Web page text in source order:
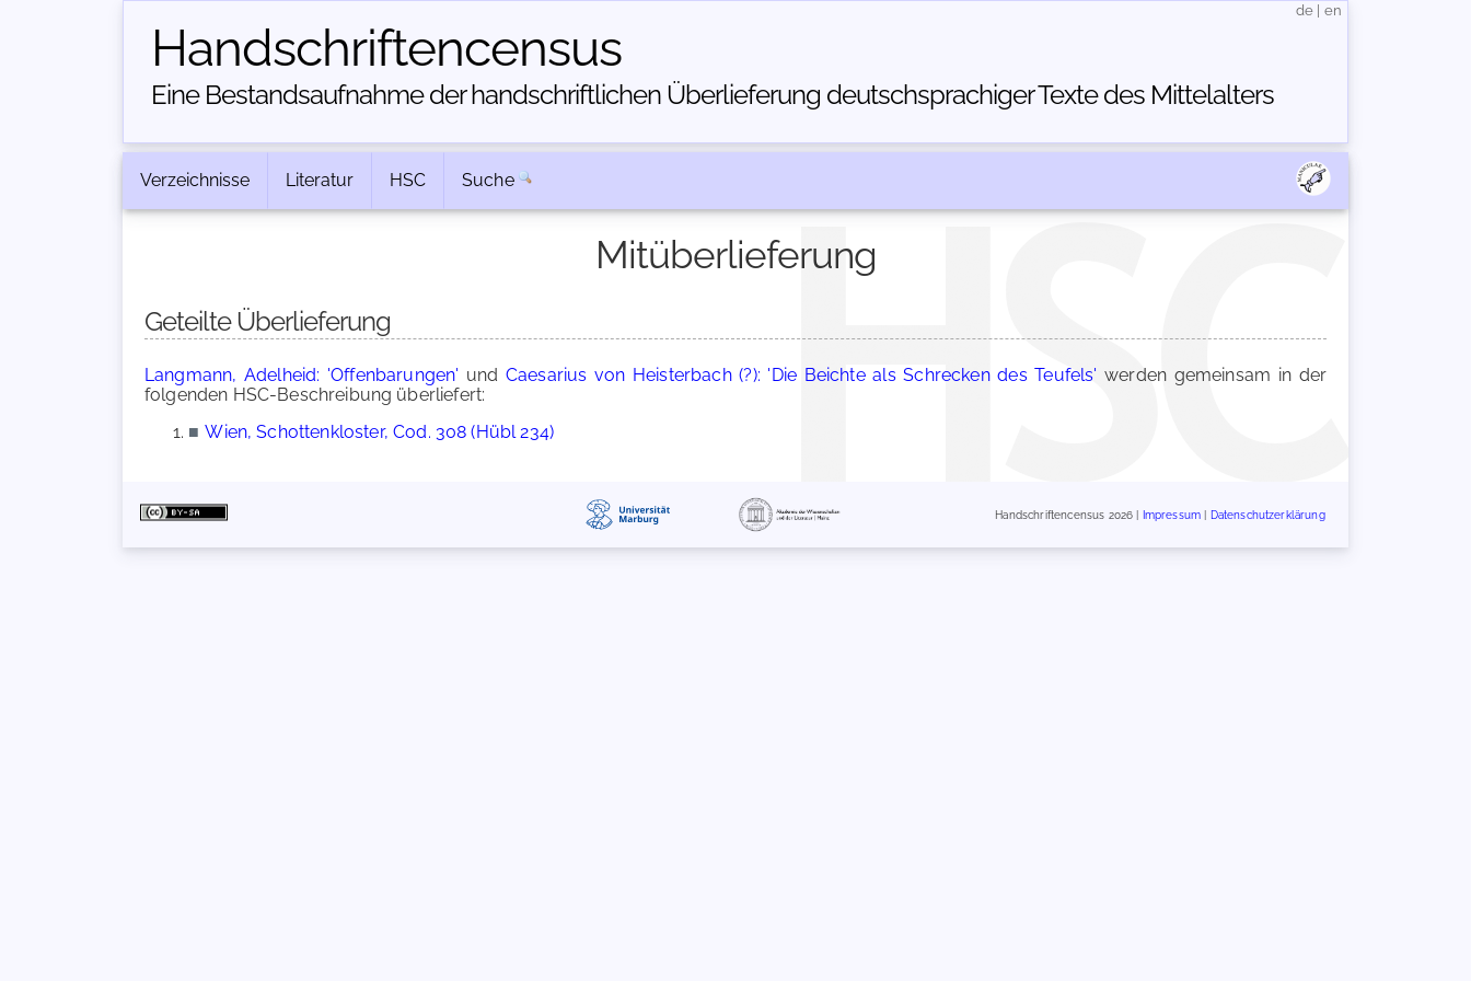
Handschriften­census
Eine Bestandsaufnahme der handschriftlichen Über­lieferung deutschsprachiger Texte des Mittelalters
de en
Verzeichnisse Literatur HSC Suche
Mitüberlieferung
Geteilte Überlieferung
Langmann, Adelheid: 'Offenbarungen' und Caesarius von Heisterbach (?): 'Die Beichte als Schrecken des Teufels' werden gemeinsam in der
folgenden HSC-Beschreibung überliefert:
■ Wien, Schottenkloster, Cod. 308 (Hübl 234)
Handschriftencensus 2026 | Impressum Datenschutzerklärung